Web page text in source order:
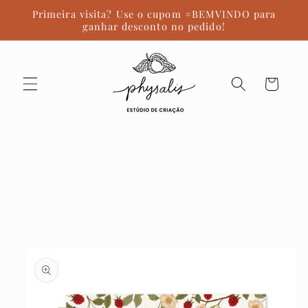
para o
Primeira visita? Use o cupom #BEMVINDO para
ganhar desconto no pedido!
Carrinho